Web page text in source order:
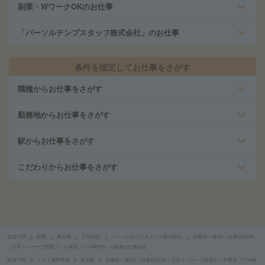
副業・WワークOKのお仕事
「パーソルテンプスタッフ株式会社」のお仕事
条件を指定してお仕事をさがす
職種からお仕事をさがす
勤務地からお仕事をさがす
駅からお仕事をさがす
こだわりからお仕事をさがす
派遣TOP 東京都 千代田区 パーソルテンプスタッフ株式会社
扶養内＼週3日！扶養枠内OK
／大手メーカーで採用アシ＠東京（111446193）の派遣の仕事詳細
派遣TOP ＪＲ上越新幹線 東京駅 扶養内＼週3日！扶養枠内OK／大手メーカーで採用アシ＠東京（111446